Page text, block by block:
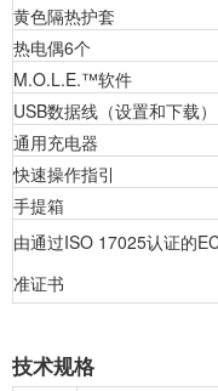
黄色隔热护套
热电偶6个
M.O.L.E.™软件
USB数据线（设置和下载）
通用充电器
快速操作指引
手提箱
由通过ISO 17025认证的
准证书
技术规格